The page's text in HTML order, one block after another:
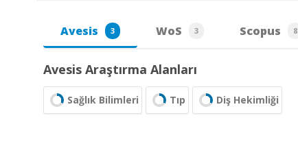
Avesis 3 WoS 3 Scopus 8
Avesis Araştırma Alanları
Sağlık Bilimleri Tıp Diş Hekimliği